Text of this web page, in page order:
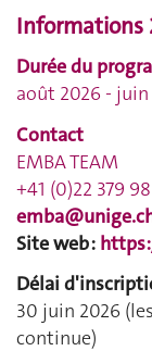
Informations
Durée du
août 2026 - juin
Contact
EMBA TEAM
+41 (0)22 379
Site web :
Délai
30 juin 2026
continue)